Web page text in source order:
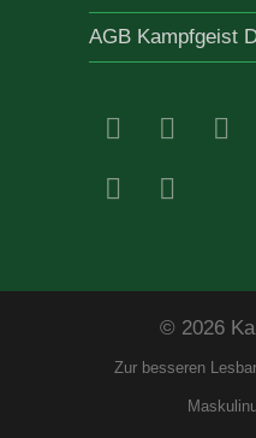
AGB Kampfgeist
© 2026
Zur besseren